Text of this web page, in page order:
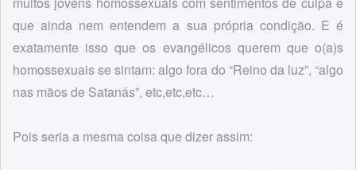
que ainda nem entendem a sua própria condição. E é
exatamente isso que os evangélicos querem que o(a)s
homossexuais se sintam: algo fora do “Reino da luz”, “algo
nas mãos de Satanás”, etc,etc,etc…
Pois seria a mesma coisa que dizer assim: